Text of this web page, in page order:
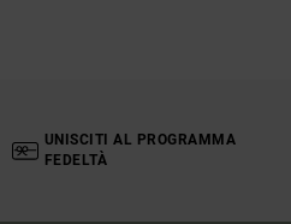
UNISCITI AL PROGRAMMA
FEDELTÀ